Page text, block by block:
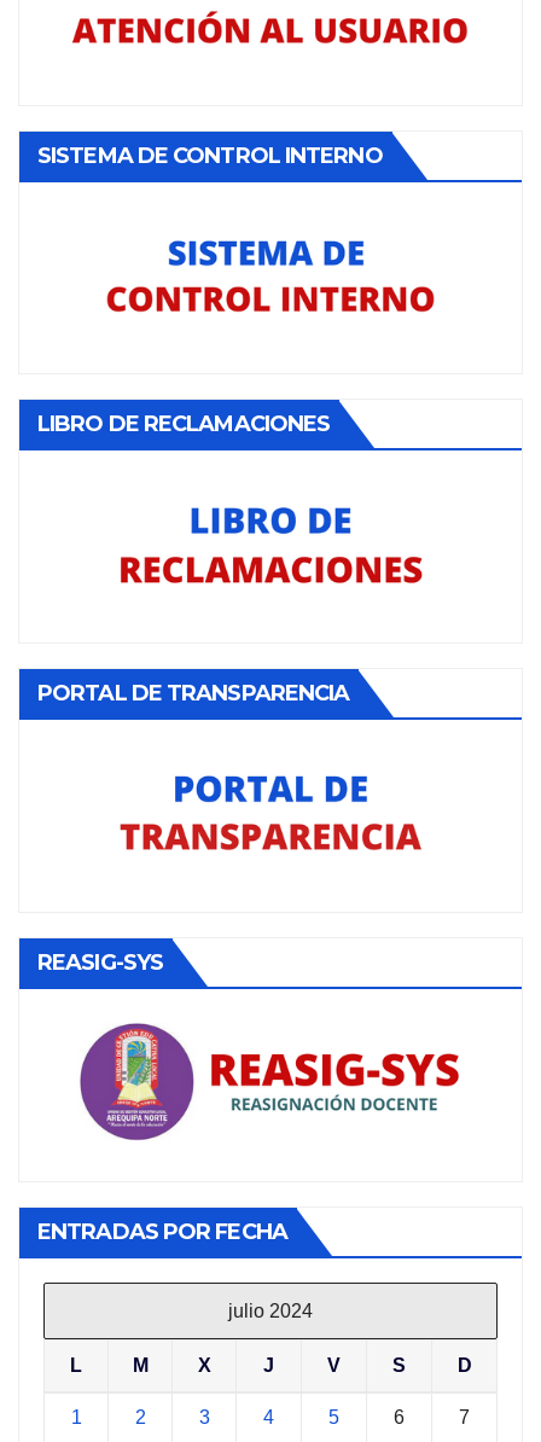
SISTEMA DE CONTROL INTERNO
LIBRO DE RECLAMACIONES
PORTAL DE TRANSPARENCIA
REASIG-SYS
ENTRADAS POR FECHA
julio 2024
L M X J V S D
1 2 3 4 5 6 7